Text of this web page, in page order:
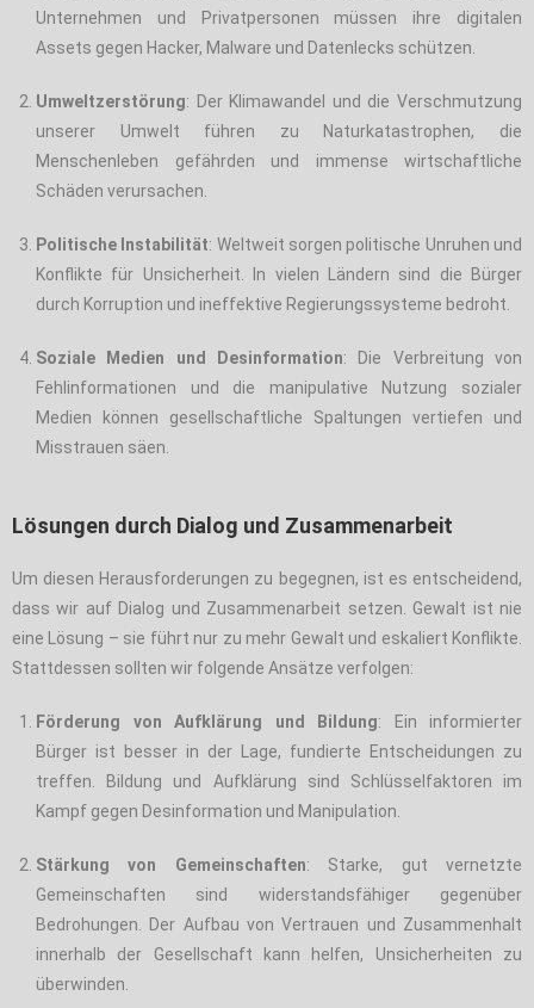
Unternehmen und Privatpersonen müssen ihre digitalen
Assets gegen Hacker, Malware und Datenlecks schützen.
Umweltzerstörung: Der Klimawandel und die Verschmutzung
unserer Umwelt führen zu Naturkatastrophen, die
Menschenleben gefährden und immense wirtschaftliche
Schäden verursachen.
Politische Instabilität: Weltweit sorgen politische Unruhen und
Konflikte für Unsicherheit. In vielen Ländern sind die Bürger
durch Korruption und ineffektive Regierungssysteme bedroht.
Soziale Medien und Desinformation: Die Verbreitung von
Fehlinformationen und die manipulative Nutzung sozialer
Medien können gesellschaftliche Spaltungen vertiefen und
Misstrauen säen.
Lösungen durch Dialog und Zusammenarbeit
Um diesen Herausforderungen zu begegnen, ist es entscheidend,
dass wir auf Dialog und Zusammenarbeit setzen. Gewalt ist nie
eine Lösung – sie führt nur zu mehr Gewalt und eskaliert Konflikte.
Stattdessen sollten wir folgende Ansätze verfolgen:
Förderung von Aufklärung und Bildung: Ein informierter
Bürger ist besser in der Lage, fundierte Entscheidungen zu
treffen. Bildung und Aufklärung sind Schlüsselfaktoren im
Kampf gegen Desinformation und Manipulation.
Stärkung von Gemeinschaften: Starke, gut vernetzte
Gemeinschaften sind widerstandsfähiger gegenüber
Bedrohungen. Der Aufbau von Vertrauen und Zusammenhalt
innerhalb der Gesellschaft kann helfen, Unsicherheiten zu
überwinden.